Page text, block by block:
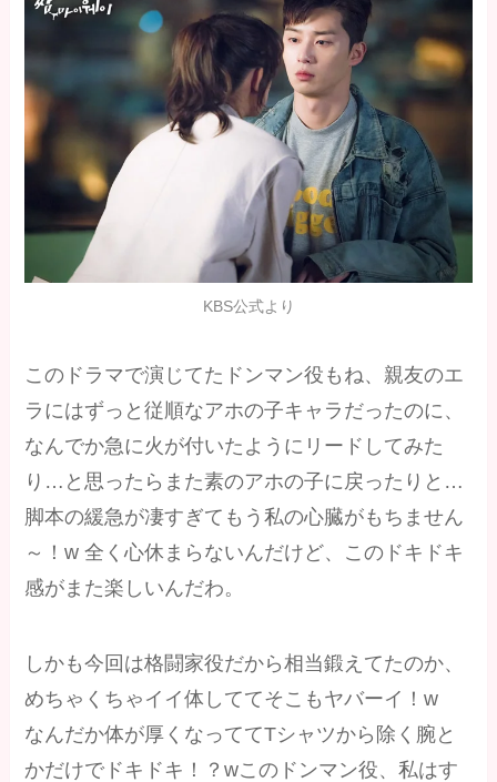
KBS公式より
このドラマで演じてたドンマン役もね、親友のエ
ラにはずっと従順なアホの子キャラだったのに、
なんでか急に火が付いたようにリードしてみた
り…と思ったらまた素のアホの子に戻ったりと…
脚本の緩急が凄すぎてもう私の心臓がもちません
～！w 全く心休まらないんだけど、このドキドキ
感がまた楽しいんだわ。
しかも今回は格闘家役だから相当鍛えてたのか、
めちゃくちゃイイ体しててそこもヤバーイ！w
なんだか体が厚くなっててTシャツから除く腕と
かだけでドキドキ！？wこのドンマン役、私はす